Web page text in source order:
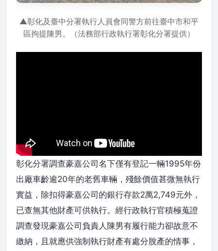
▲彰化及臺中分署執行人員會同警方前往臺中市和平
區拘提陳男。（法務部行政執行署彰化分署提供）
彰化分署調查豪嘉公司名下僅有登記一輛1995年份
出廠車齡逾20年的老舊車輛，殘餘價值甚微無執行
實益，除扣得豪嘉公司的銀行存款2萬2,749元外，
已查無其他財產可供執行。經行政執行官積極蒐證
調查發現豪嘉公司負責人陳男有履行能力卻故意不
繳納，且就應供強制執行財產有處分脫產的情事，